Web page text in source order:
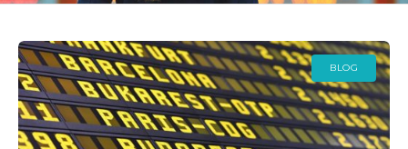
BLOG